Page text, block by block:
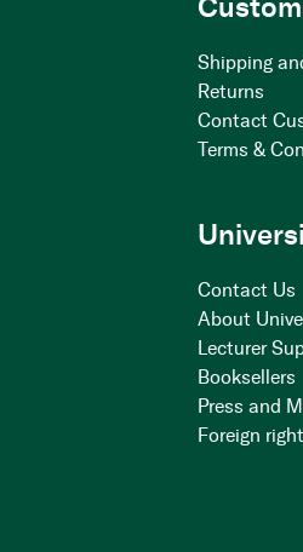
Shipping
Returns
Contact
Terms &
Contact Us
About
Lecturer
Booksellers
Press and
Foreign